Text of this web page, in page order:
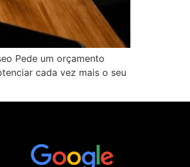
Pede um orçamento
cada vez mais o seu